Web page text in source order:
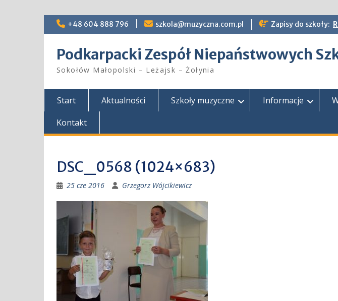
Skip
+48 604 888 796 szkola@muzyczna.com.pl Zapisy do szkoły:
Podkarpacki Zespół Niepaństwowych
Sokołów Małopolski – Leżajsk – Żołynia
Start Aktualności Szkoły muzyczne Informacje
Kontakt
DSC_0568 (1024×683)
25 cze 2016 Grzegorz Wójcikiewicz